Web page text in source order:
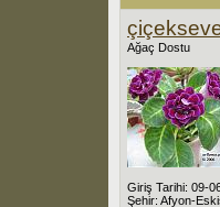
Ağaç Dostu
Giriş Tarihi: 09-
Şehir: Afyon-